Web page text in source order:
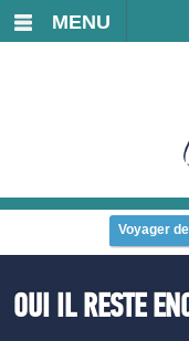
MENU
Voyager
OUI IL RESTE